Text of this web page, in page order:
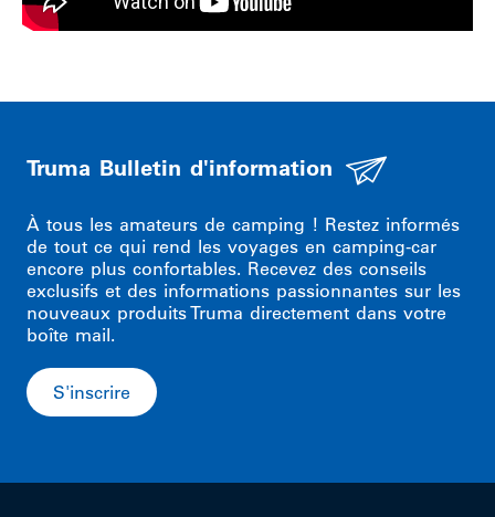
Truma Bulletin d'information
À tous les amateurs de camping ! Restez informés
de tout ce qui rend les voyages en camping-car
encore plus confortables. Recevez des conseils
exclusifs et des informations passionnantes sur les
nouveaux produits Truma directement dans votre
boîte mail.
S'inscrire